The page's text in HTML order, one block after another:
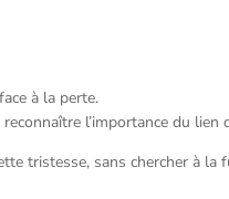
face à la perte.
l’importance du lien
tristesse, sans chercher à la